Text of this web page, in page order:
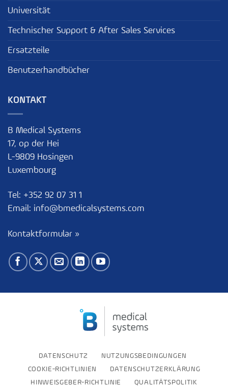
Universität
Technischer Support & After Sales Services
Ersatzteile
Benutzerhandbücher
KONTAKT
B Medical Systems
17, op der Hei
L-9809 Hosingen
Luxembourg
Tel: +352 92 07 31 1
Email: info@bmedicalsystems.com
Kontaktformular »
DATENSCHUTZ
NUTZUNGSBEDINGUNGEN
COOKIE-RICHTLINIEN
DATENSCHUTZERKLÄRUNG
HINWEISGEBER-RICHTLINIE
QUALITÄTSPOLITIK